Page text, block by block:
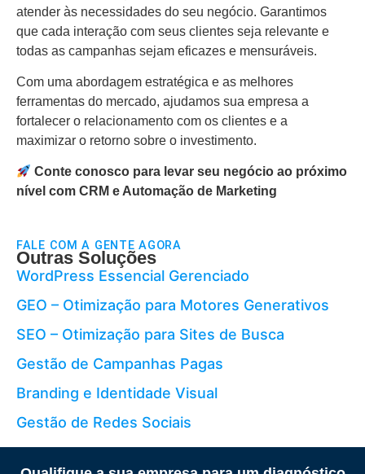
atender às necessidades do seu negócio. Garantimos
que cada interação com seus clientes seja relevante e
todas as campanhas sejam eficazes e mensuráveis.
Com uma abordagem estratégica e as melhores
ferramentas do mercado, ajudamos sua empresa a
fortalecer o relacionamento com os clientes e a
maximizar o retorno sobre o investimento.
Conte conosco para levar seu negócio ao próximo
nível com CRM e Automação de Marketing
FALE COM A GENTE AGORA
Outras Soluções
WordPress Essencial Gerenciado
GEO – Otimização para Motores Generativos
SEO – Otimização para Sites de Busca
Gestão de Campanhas Pagas
Branding e Identidade Visual
Gestão de Redes Sociais